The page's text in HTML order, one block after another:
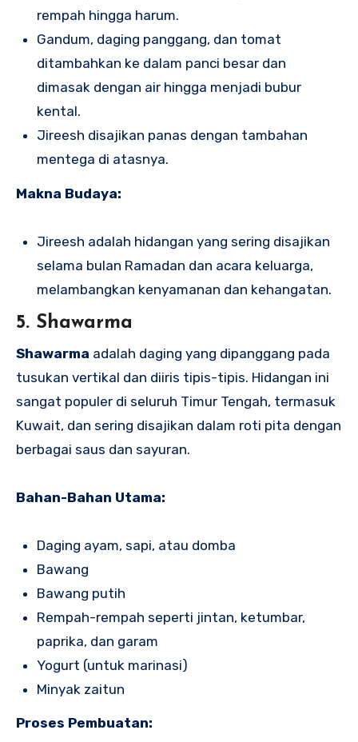
rempah hingga harum.
Gandum, daging panggang, dan tomat
ditambahkan ke dalam panci besar dan
dimasak dengan air hingga menjadi bubur
kental.
Jireesh disajikan panas dengan tambahan
mentega di atasnya.
Makna Budaya:
Jireesh adalah hidangan yang sering disajikan
selama bulan Ramadan dan acara keluarga,
melambangkan kenyamanan dan kehangatan.
5. Shawarma
Shawarma adalah daging yang dipanggang pada
tusukan vertikal dan diiris tipis-tipis. Hidangan ini
sangat populer di seluruh Timur Tengah, termasuk
Kuwait, dan sering disajikan dalam roti pita dengan
berbagai saus dan sayuran.
Bahan-Bahan Utama:
Daging ayam, sapi, atau domba
Bawang
Bawang putih
Rempah-rempah seperti jintan, ketumbar,
paprika, dan garam
Yogurt (untuk marinasi)
Minyak zaitun
Proses Pembuatan: